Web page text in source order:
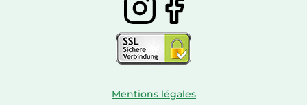
Mentions légales